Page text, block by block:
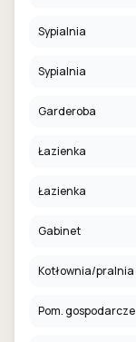
Sypialnia
Sypialnia
Garderoba
Łazienka
Łazienka
Gabinet
Kotłownia/pralnia
Pom. gospodarcze